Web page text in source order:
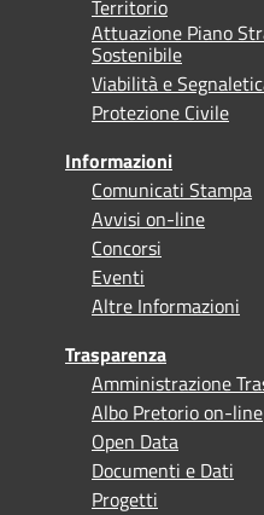
Territorio
Attuazione Piano
Sostenibile
Viabilità e
Protezione Civile
Informazioni
Comunicati Stampa
Avvisi on-line
Concorsi
Eventi
Altre Informazioni
Trasparenza
Amministrazione
Albo Pretorio on-line
Open Data
Documenti e Dati
Progetti